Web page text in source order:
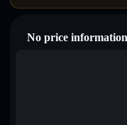
No price